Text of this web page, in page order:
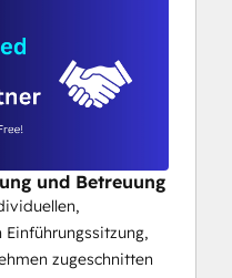
und Betreuung
zugeschnitten